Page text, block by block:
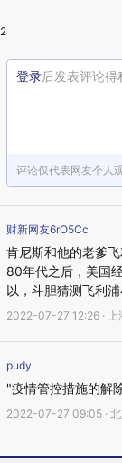
2
登录后发表评论得
评论仅代表网友个人
财新网友6rO5Cc
肯尼斯和他的老爹
80年代之后，美国
以，斗胆猜测飞利
2022-07-27 12:26 · 上
pudy
"疫情管控措施的解
2022-07-27 09:05 ·